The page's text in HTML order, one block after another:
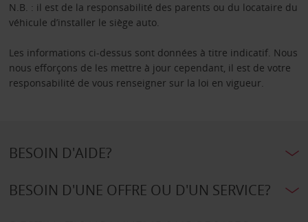
N.B. : il est de la responsabilité des parents ou du locataire du
véhicule d’installer le siège auto.
Les informations ci-dessus sont données à titre indicatif. Nous
nous efforçons de les mettre à jour cependant, il est de votre
responsabilité de vous renseigner sur la loi en vigueur.
BESOIN D'AIDE?
BESOIN D'UNE OFFRE OU D'UN SERVICE?